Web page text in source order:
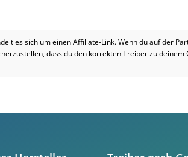
es sich um einen Affiliate-Link. Wenn du auf der
dass du den korrekten Treiber zu